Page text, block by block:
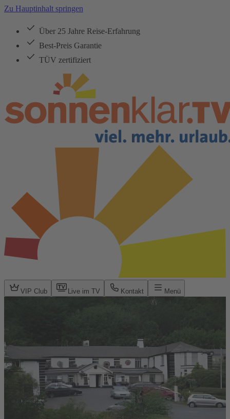
Zu Hauptinhalt springen
Über 25 Jahre Reise-Erfahrung
Best-Preis Garantie
TÜV zertifiziert
VIP Club Live im TV Kontakt Menü